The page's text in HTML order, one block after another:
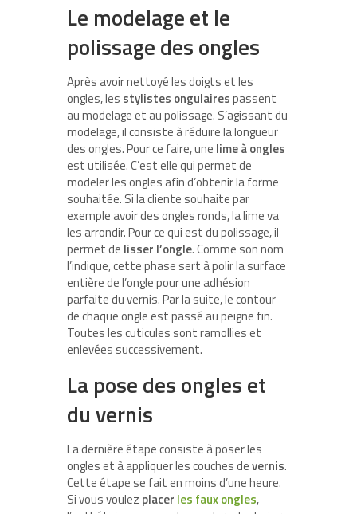
Le modelage et le
polissage des ongles
Après avoir nettoyé les doigts et les
ongles, les stylistes ongulairespassent
au modelage et au polissage. S’agissant du
modelage, il consiste à réduire la longueur
des ongles. Pour ce faire, une lime à ongles
est utilisée. C’est elle qui permet de
modeler les ongles afin d’obtenir la forme
souhaitée. Si la cliente souhaite par
exemple avoir des ongles ronds, la lime va
les arrondir. Pour ce qui est du polissage, il
permet de lisser l’ongle. Comme son nom
l’indique, cette phase sert à polir la surface
entière de l’ongle pour une adhésion
parfaite du vernis. Par la suite, le contour
de chaque ongle est passé au peigne fin.
Toutes les cuticules sont ramollies et
enlevées successivement.
La pose des ongles et
du vernis
La dernière étape consiste à poser les
ongles et à appliquer les couches devernis.
Cette étape se fait en moins d’une heure.
Si vous voulez placer les faux ongles,